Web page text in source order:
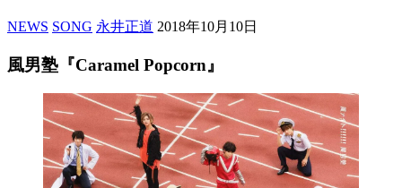
NEWS SONG 永井正道 2018年10月10日
風男塾『Caramel Popcorn』